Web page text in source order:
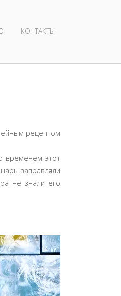
КОНТАКТЫ
рецептом
временем этот
заправляли
не знали его